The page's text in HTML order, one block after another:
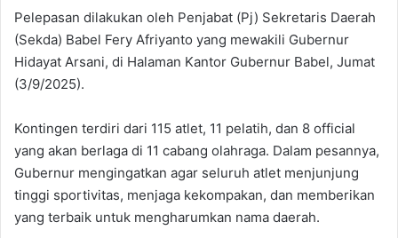
Pelepasan dilakukan oleh Penjabat (Pj) Sekretaris Daerah
(Sekda) Babel Fery Afriyanto yang mewakili Gubernur
Hidayat Arsani, di Halaman Kantor Gubernur Babel, Jumat
(3/9/2025).
Kontingen terdiri dari 115 atlet, 11 pelatih, dan 8 official
yang akan berlaga di 11 cabang olahraga. Dalam pesannya,
Gubernur mengingatkan agar seluruh atlet menjunjung
tinggi sportivitas, menjaga kekompakan, dan memberikan
yang terbaik untuk mengharumkan nama daerah.